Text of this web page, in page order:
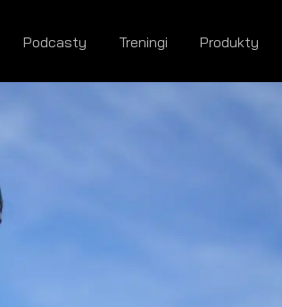
Podcasty Treningi Produkty